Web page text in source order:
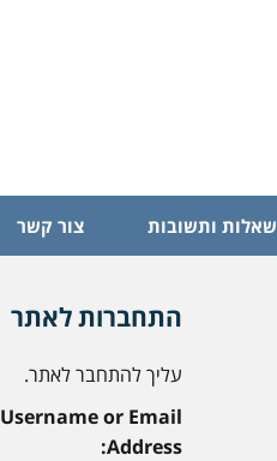
שאלות ותשובות צור קשר
התחברות לאתר
עליך להתחבר לאתר.
Username or Email
Address: